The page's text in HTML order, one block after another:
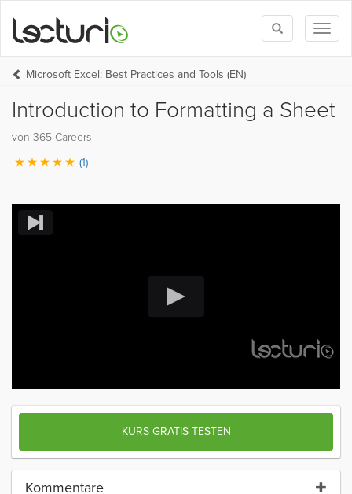
Toggle
search
Microsoft Excel: Best Practices and Tools (EN)
Introduction to Formatting a Sheet
von 365 Careers
(1)
KURS GRATIS TESTEN
Kommentare